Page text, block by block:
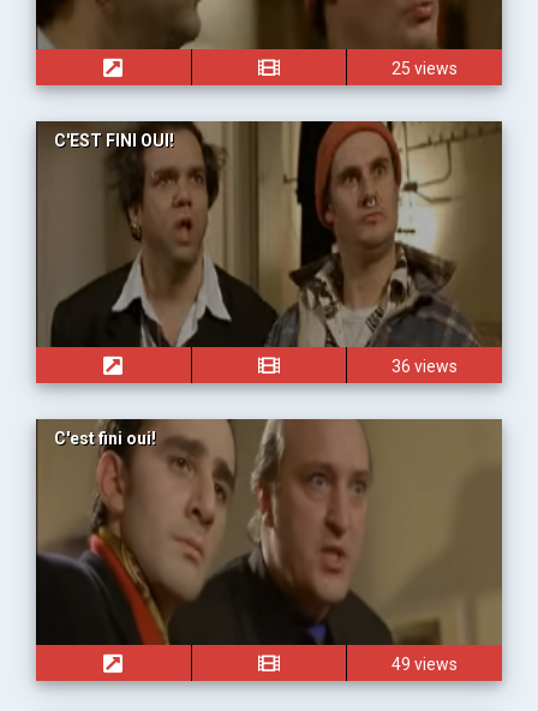
25 views
C'EST FINI OUI!
36 views
C'est fini oui!
49 views